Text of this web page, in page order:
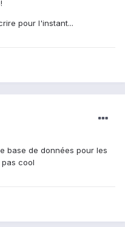
pour l'instant...
base de données pour les
cool